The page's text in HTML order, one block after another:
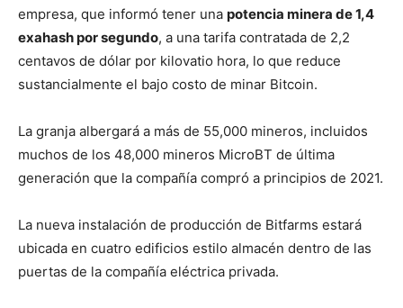
empresa, que informó tener una potencia minera de 1,4
exahash por segundo, a una tarifa contratada de 2,2
centavos de dólar por kilovatio hora, lo que reduce
sustancialmente el bajo costo de minar Bitcoin.
La granja albergará a más de 55,000 mineros, incluidos
muchos de los 48,000 mineros MicroBT de última
generación que la compañía compró a principios de 2021.
La nueva instalación de producción de Bitfarms estará
ubicada en cuatro edificios estilo almacén dentro de las
puertas de la compañía eléctrica privada.